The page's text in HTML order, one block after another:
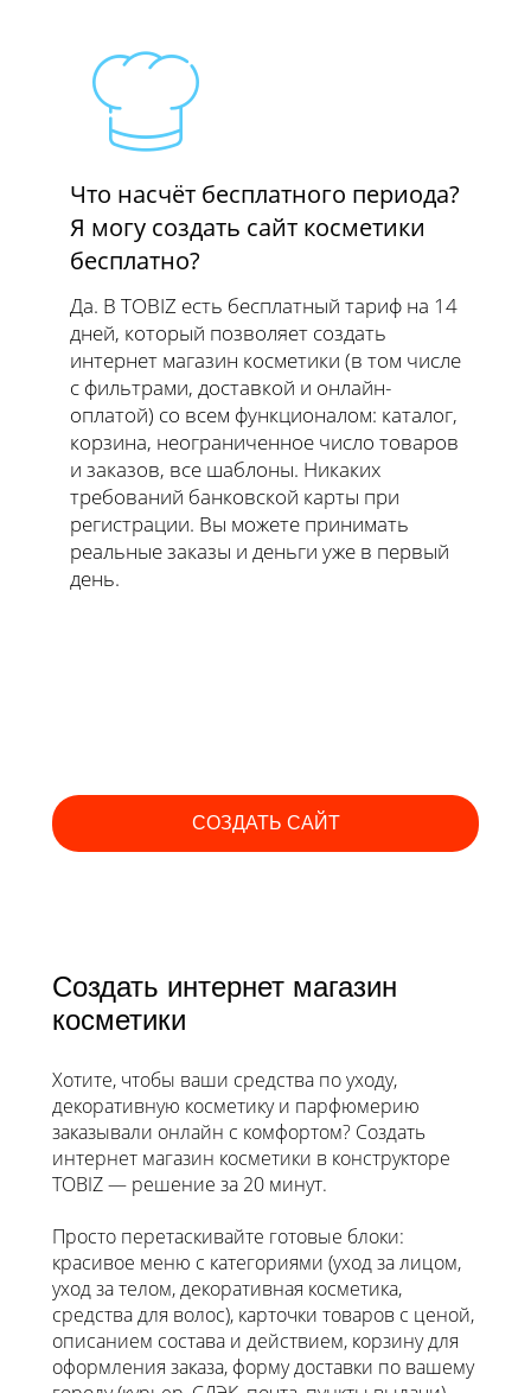
Что насчёт бесплатного периода?
Я могу создать сайт косметики
бесплатно?
Да. В TOBIZ есть бесплатный тариф на 14
дней, который позволяет создать
интернет магазин косметики (в том числе
с фильтрами, доставкой и онлайн-
оплатой) со всем функционалом: каталог,
корзина, неограниченное число товаров
и заказов, все шаблоны. Никаких
требований банковской карты при
регистрации. Вы можете принимать
реальные заказы и деньги уже в первый
день.
СОЗДАТЬ САЙТ
Создать интернет магазин
косметики
Хотите, чтобы ваши средства по уходу,
декоративную косметику и парфюмерию
заказывали онлайн с комфортом? Создать
интернет магазин косметики в конструкторе
TOBIZ — решение за 20 минут.
Просто перетаскивайте готовые блоки:
красивое меню с категориями (уход за лицом,
уход за телом, декоративная косметика,
средства для волос), карточки товаров с ценой,
описанием состава и действием, корзину для
оформления заказа, форму доставки по вашему